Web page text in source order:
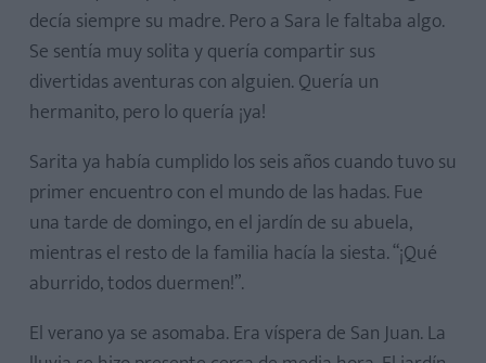
decía siempre su madre. Pero a Sara le faltaba algo.
Se sentía muy solita y quería compartir sus
divertidas aventuras con alguien. Quería un
hermanito, pero lo quería ¡ya!
Sarita ya había cumplido los seis años cuando tuvo su
primer encuentro con el mundo de las hadas. Fue
una tarde de domingo, en el jardín de su abuela,
mientras el resto de la familia hacía la siesta. “¡Qué
aburrido, todos duermen!”.
El verano ya se asomaba. Era víspera de San Juan. La